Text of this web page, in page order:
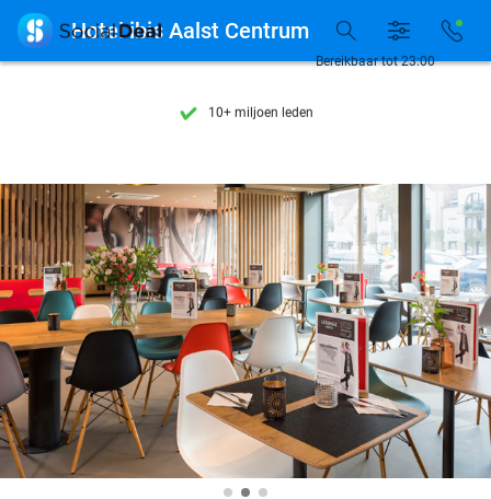
7 dagen per week beschikbaar
7 dagen per week beschikbaar
10+ miljoen leden
Bereikbaar tot 23:00
 Hotel ibis Aalst Centrum